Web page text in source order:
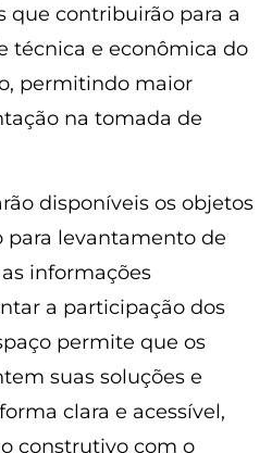
que contribuirão para a
técnica e econômica do
permitindo maior
na tomada de
disponíveis os objetos
para levantamento de
informações
a participação dos
permite que os
suas soluções e
clara e acessível,
construtivo com o